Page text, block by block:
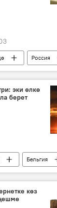
Россия
НАТО
эки өлкө
берет
Бельгия
Саясат
көз